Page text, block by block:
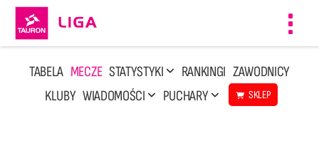
TABELA MECZE STATYSTYKI RANKINGI ZAWODNICY
KLUBY WIADOMOŚCI PUCHARY SKLEP